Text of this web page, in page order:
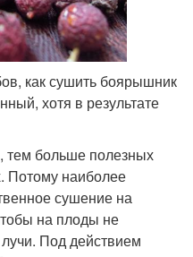
как сушить боярышник
хотя в результате
тем больше полезных
Потому наиболее
сушение на
на плоды не
Под действием